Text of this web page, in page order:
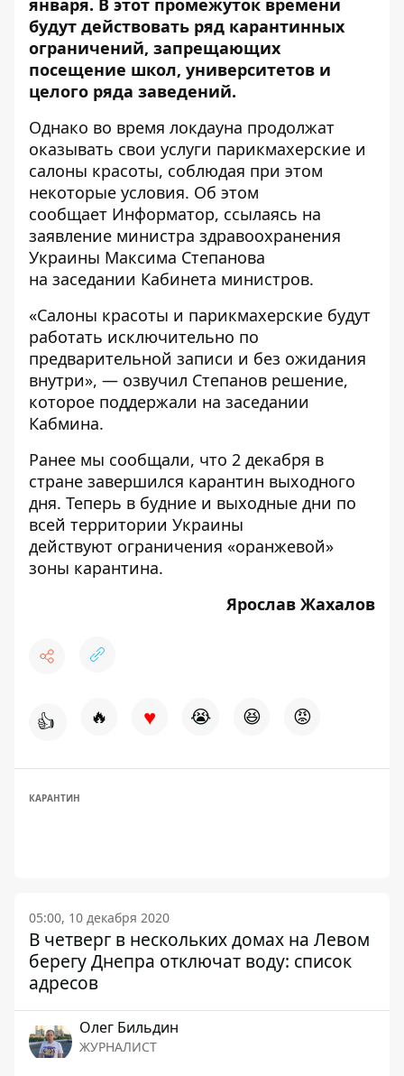
января. В этот промежуток времени
будут действовать ряд карантинных
ограничений, запрещающих
посещение школ, университетов и
целого ряда заведений.
Однако во время локдауна продолжат
оказывать свои услуги парикмахерские и
салоны красоты, соблюдая при этом
некоторые условия. Об этом
сообщает Информатор, ссылаясь на
заявление министра здравоохранения
Украины Максима Степанова
на заседании Кабинета министров.
«Салоны красоты и парикмахерские будут
работать исключительно по
предварительной записи и без ожидания
внутри», — озвучил Степанов решение,
которое поддержали на заседании
Кабмина.
Ранее мы сообщали, что 2 декабря в
стране завершился карантин выходного
дня. Теперь в будние и выходные дни по
всей территории Украины
действуют ограничения «оранжевой»
зоны карантина.
Ярослав Жахалов
👍 🔥 ♥ 😭 😆 😡
КАРАНТИН
05:00, 10 декабря 2020
В четверг в нескольких домах на Левом
берегу Днепра отключат воду: список
адресов
Олег Бильдин
ЖУРНАЛИСТ